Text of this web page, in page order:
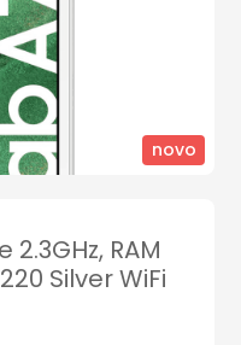
novo
RAM
Silver WiFi